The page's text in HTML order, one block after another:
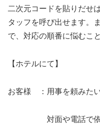
二次元コードを貼りだせ
タッフを呼び出せます。
で、対応の順番に悩むこ
【ホテルにて】
お客様 ：用事を頼みた
対面や電話で依頼